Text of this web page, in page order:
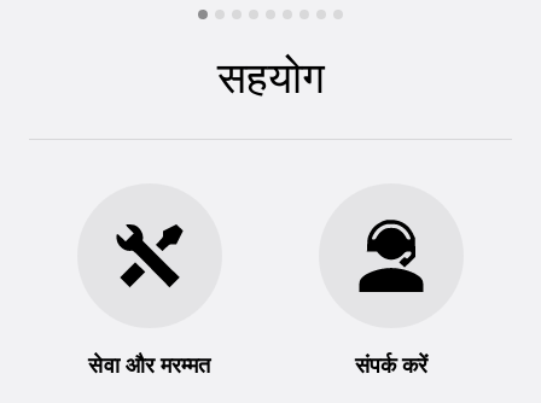
सहयोग
सेवा और मरम्मत संपर्क करें